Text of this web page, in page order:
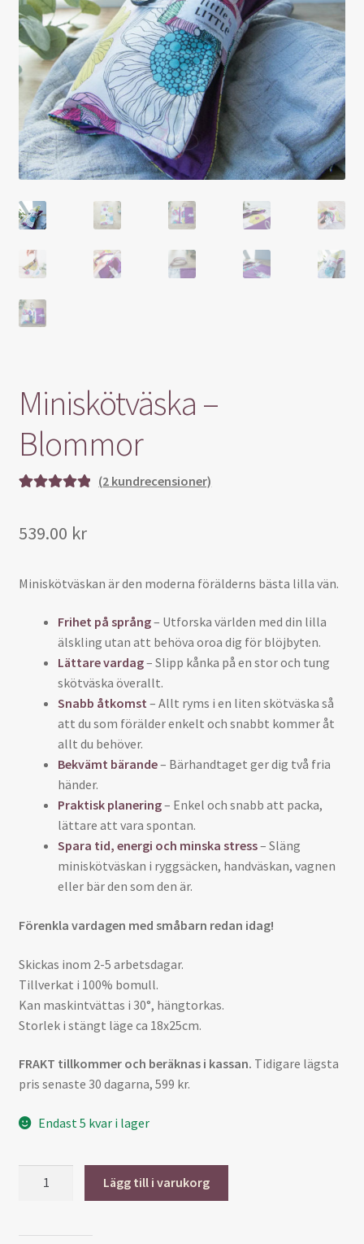
Blogg
Varukorg
Miniskötväska –
Blommor
baserat på
ner
(2 kundrecensioner)
539.00 kr
Miniskötväskan är den moderna förälderns bästa lilla vän.
Frihet på språng– Utforska världen med din lilla
älskling utan att behöva oroa dig för blöjbyten.
Lättare vardag– Slipp kånka på en stor och tung
skötväska överallt.
Snabb åtkomst – Allt ryms i en liten skötväska så
att du som förälder enkelt och snabbt kommer åt
allt du behöver.
Bekvämt bärande– Bärhandtaget ger dig två fria
händer.
Praktisk planering– Enkel och snabb att packa,
lättare att vara spontan.
Spara tid, energi och minska stress– Släng
miniskötväskan i ryggsäcken, handväskan, vagnen
eller bär den som den är.
Förenkla vardagen med småbarn redan idag!
Skickas inom 2-5 arbetsdagar.
Tillverkat i 100% bomull.
Kan maskintvättas i 30°, hängtorkas.
Storlek i stängt läge ca 18x25cm.
FRAKT tillkommer och beräknas i kassan. Tidigare lägsta
pris senaste 30 dagarna, 599 kr.
Endast 5 kvar i lager
mängd
Lägg till i varukorg